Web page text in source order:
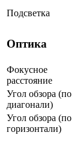
Подсветка
Оптика
Фокусное
расстояние
Угол обзора (по
диагонали)
Угол обзора (по
горизонтали)